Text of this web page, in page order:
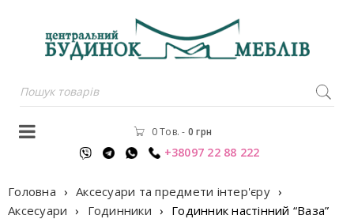
0 Тов. - 0грн
+38097 22 88 222
Головна › Аксесуари та предмети інтер'єру ›
Аксесуари › Годинники › Годинник настінний “Ваза”